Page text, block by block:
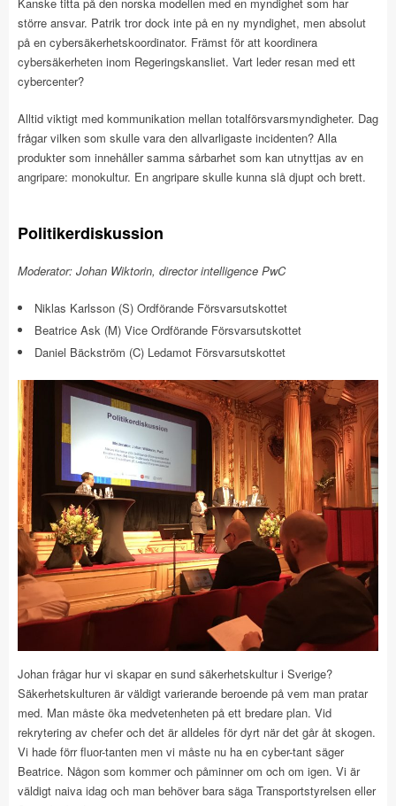
större ansvar. Patrik tror dock inte på en ny myndighet, men absolut
på en cybersäkerhetskoordinator. Främst för att koordinera
cybersäkerheten inom Regeringskansliet. Vart leder resan med ett
cybercenter?
Alltid viktigt med kommunikation mellan totalförsvarsmyndigheter. Dag
frågar vilken som skulle vara den allvarligaste incidenten? Alla
produkter som innehåller samma sårbarhet som kan utnyttjas av en
angripare: monokultur. En angripare skulle kunna slå djupt och brett.
Politikerdiskussion
Moderator: Johan Wiktorin, director intelligence PwC
Niklas Karlsson (S) Ordförande Försvarsutskottet
Beatrice Ask (M) Vice Ordförande Försvarsutskottet
Daniel Bäckström (C) Ledamot Försvarsutskottet
Johan frågar hur vi skapar en sund säkerhetskultur i Sverige?
Säkerhetskulturen är väldigt varierande beroende på vem man pratar
med. Man måste öka medvetenheten på ett bredare plan. Vid
rekrytering av chefer och det är alldeles för dyrt när det går åt skogen.
Vi hade förr fluor-tanten men vi måste nu ha en cyber-tant säger
Beatrice. Någon som kommer och påminner om och om igen. Vi är
väldigt naiva idag och man behöver bara säga Transportstyrelsen eller